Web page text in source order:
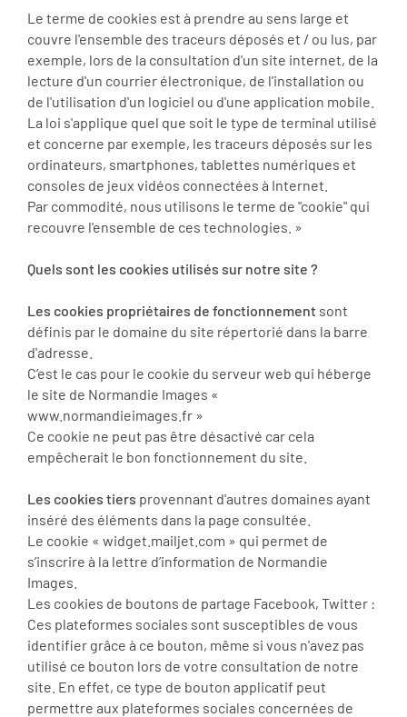
Le terme de cookies est à prendre au sens large et
couvre l'ensemble des traceurs déposés et / ou lus, par
exemple, lors de la consultation d'un site internet, de la
lecture d'un courrier électronique, de l'installation ou
de l'utilisation d'un logiciel ou d'une application mobile.
La loi s'applique quel que soit le type de terminal utilisé
et concerne par exemple, les traceurs déposés sur les
ordinateurs, smartphones, tablettes numériques et
consoles de jeux vidéos connectées à Internet.
Par commodité, nous utilisons le terme de "cookie" qui
recouvre l'ensemble de ces technologies. »
Quels sont les cookies utilisés sur notre site ?
Les cookies propriétaires de fonctionnement sont
définis par le domaine du site répertorié dans la barre
d'adresse.
C’est le cas pour le cookie du serveur web qui héberge
le site de Normandie Images «
www.normandieimages.fr »
Ce cookie ne peut pas être désactivé car cela
empêcherait le bon fonctionnement du site.
Les cookies tiers provennant d'autres domaines ayant
inséré des éléments dans la page consultée.
Le cookie « widget.mailjet.com » qui permet de
s’inscrire à la lettre d’information de Normandie
Images.
Les cookies de boutons de partage Facebook, Twitter :
Ces plateformes sociales sont susceptibles de vous
identifier grâce à ce bouton, même si vous n'avez pas
utilisé ce bouton lors de votre consultation de notre
site. En effet, ce type de bouton applicatif peut
permettre aux plateformes sociales concernées de